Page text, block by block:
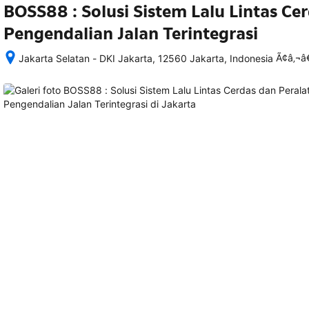
BOSS88 : Solusi Sistem Lalu Lintas
Pengendalian Jalan Terintegrasi
Jakarta Selatan - DKI Jakarta, 12560 Jakarta, Indonesia
memesan,
semua
rincian